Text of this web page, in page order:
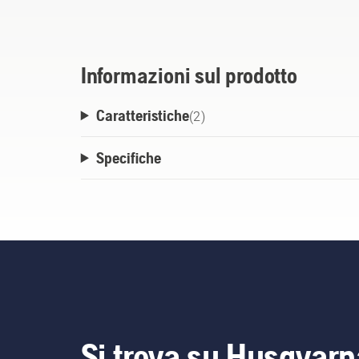
Informazioni sul prodotto
Caratteristiche(2)
Specifiche